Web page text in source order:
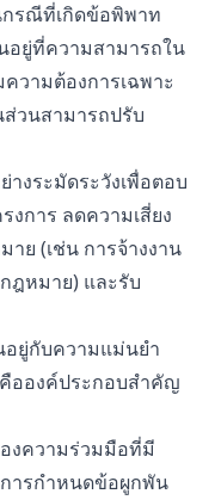
กรณีที่เกิดข้อพิพาท
ยู่ที่ความสามารถใน
วามต้องการเฉพาะ
วนสามารถปรับ
งระมัดระวังเพื่อตอบ
การ ลดความเสี่ยง
ย (เช่น การจ้างงาน
ฎหมาย) และรับ
ยู่กับความแม่นยำ
อองค์ประกอบสำคัญ
งความร่วมมือที่มี
ารกำหนดข้อผูกพัน